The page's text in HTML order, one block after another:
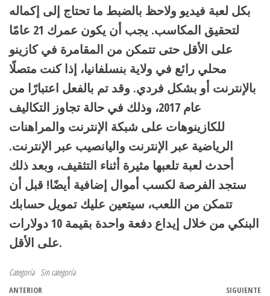
بكل لعبة فيديو ولاحظ بالضبط ما تحتاج إلى إكماله
لتحقيق المكاسب. يجب أن يكون عمرك 21 عامًا
على الأقل حتى تتمكن من المقامرة في كازينو
محلي رائع في ولاية بنسلفانيا، إذا كنت متصلًا
بالإنترنت أو بشكل فردي. وقد تم بالفعل اعتبارًا من
عام 2017، وذلك في حالة تجاوز التكاليف
للكازينوهات على شبكة الإنترنت والمراهنات
الرياضية عبر الإنترنت واليانصيب عبر الإنترنت.
أحدث لعبة تلعبها مثيرة أثناء التثقيف، وبعد ذلك
ستجد الفرصة لكسب أموال إضافية أيضًا! قبل أن
تتمكن من اللعب، سيتعين عليك تمويل حسابك
البنكي من خلال إيداع دفعة واحدة بقيمة 10 دولارات
على الأقل.
Categoría Sin categoría
ANTERIOR SIGUIENTE